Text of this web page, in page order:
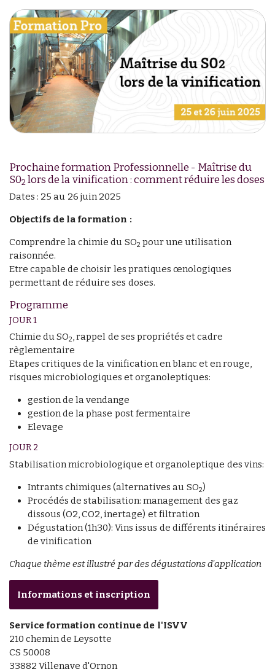
Prochaine formation Professionnelle - Maîtrise du
S02 lors de la vinification : comment réduire les doses
Dates : 25 au 26 juin 2025
Objectifs de la formation :
Comprendre la chimie du SO2 pour une utilisation
raisonnée.
Etre capable de choisir les pratiques œnologiques
permettant de réduire ses doses.
Programme
JOUR 1
Chimie du SO2, rappel de ses propriétés et cadre
règlementaire
Etapes critiques de la vinification en blanc et en rouge,
risques microbiologiques et organoleptiques:
gestion de la vendange
gestion de la phase post fermentaire
Elevage
JOUR 2
Stabilisation microbiologique et organoleptique des vins:
Intrants chimiques (alternatives au SO2)
Procédés de stabilisation: management des gaz
dissous (O2, CO2, inertage) et filtration
Dégustation (1h30): Vins issus de différents itinéraires
de vinification
Chaque thème est illustré par des dégustations d'application
Informations et inscription
Service formation continue de l'ISVV
210 chemin de Leysotte
CS 50008
33882 Villenave d'Ornon